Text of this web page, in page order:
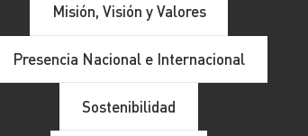
Misión, Visión y Valores
Presencia Nacional e Internacional
Sostenibilidad